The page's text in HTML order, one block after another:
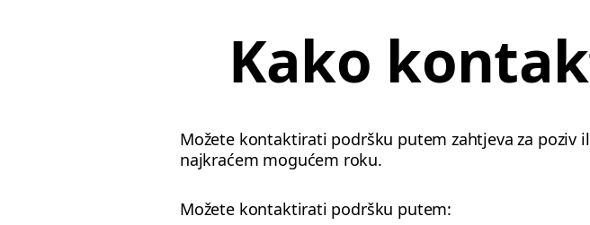
Kako
Možete kontaktirati podršku putem zahtjeva za poziv
najkraćem mogućem roku.
Možete kontaktirati podršku putem: